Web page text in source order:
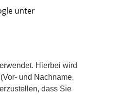
unter
Hierbei wird
und Nachname,
dass Sie